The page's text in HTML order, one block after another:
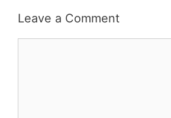
Leave a Comment